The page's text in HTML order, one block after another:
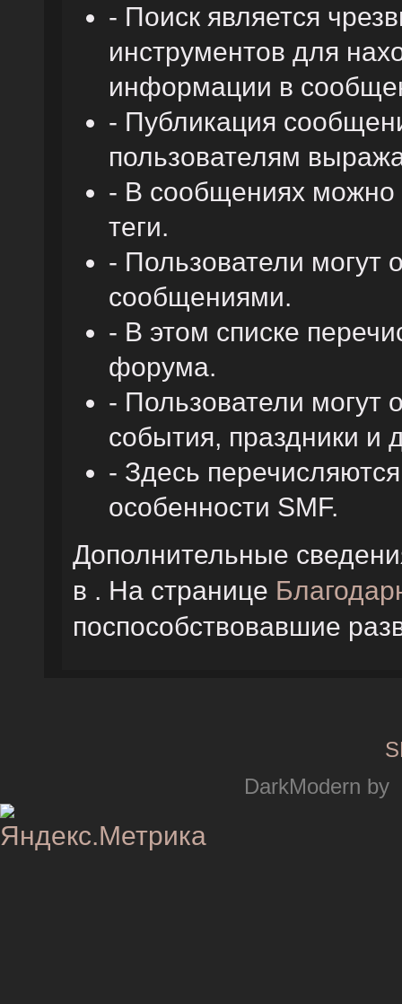
- Поиск является
инструментов для
информации в
- Публикация
пользователям
- В сообщениях можно
теги.
- Пользователи могут
сообщениями.
- В этом списке
форума.
- Пользователи могут
события, праздники и
- Здесь
особенности SMF.
Дополнительные
в . На странице
поспособствовавшие
DarkModern by